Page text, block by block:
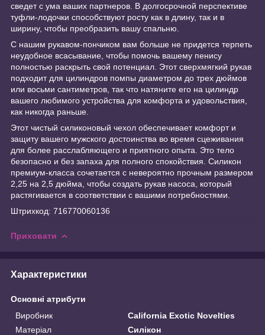
сведет с ума ваших партнеров. В долгосрочной перспективе
туфли-лодочки способствуют росту как в длину, так и в
ширину, чтобы преобразить вашу спальню.
С нашим рукавом-пончиком вам больше не придется терпеть
неудобное всасывание, чтобы помочь вашему пенису
полностью раскрыть свой потенциал. Этот сверхмягкий рукав
подходит для цилиндров помпы диаметром до трех дюймов
или восьми сантиметров, так что натяните его на цилиндр
вашего любимого устройства для комфорта и удовольствия,
как никогда раньше.
Этот чистый силиконовый чехол обеспечивает комфорт и
защиту вашего мужского достоинства во время сцеживания
для более расслабляющего и приятного опыта. Это тело
безопасно и без запаха для полного спокойствия. Силикон
премиум-класса сочетается с невероятно прочным размером
2,25 на 2,5 дюйма, чтобы создать рукав насоса, который
растягивается в соответствии с вашими потребностями.
Штрихкод: 716770060136
Приховати
Характеристики
Основні атрибути
Виробник
California Exotic Novelties
Матеріал
Силікон